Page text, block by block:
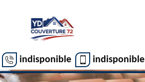
indisponible indisponible